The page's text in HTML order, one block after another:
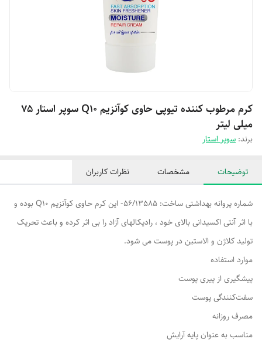
کرم مرطوب کننده تیوپی حاوی کوآنزیم Q10 سوپر استار ۷۵
میلی لیتر
برند: سوپر استار
توضیحات مشخصات نظرات کاربران
شماره پروانه بهداشتی ساخت: 56/13585- این کرم حاوی کوآنزیم Q10 بوده و
با اثر آنتی اکسیدانی بالای خود ، رادیکالهای آزاد را بی اثر کرده و باعث تحریک
تولید کلاژن و الاستین در پوست می شود.
موارد استفاده
پیشگیری از پیری پوست
سفت‌کنندگی پوست
مصرف روزانه
مناسب به عنوان پایه آرایش